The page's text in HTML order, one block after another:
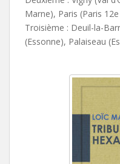
Marne), Paris (Paris
Troisième : Deuil-la-
(Essonne), Palaiseau